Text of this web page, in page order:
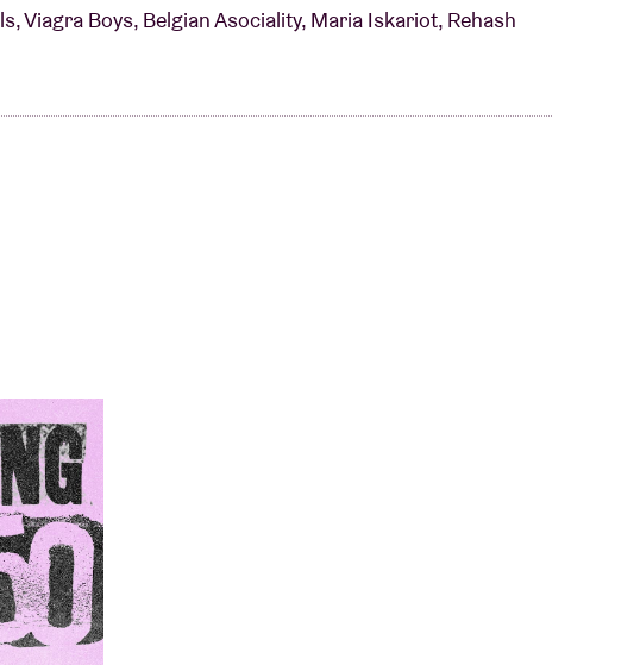
Viagra Boys, Belgian Asociality, Maria Iskariot, Rehash